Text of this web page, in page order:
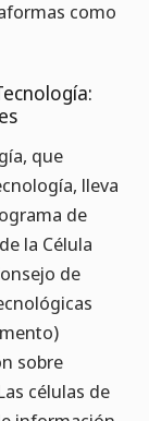
como
que
lleva
de
la Célula
de
sobre
células de